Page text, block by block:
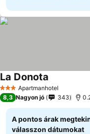
3 KategóriaApartmanhotel
La Donota
8,3 Nagyon jó 343
A pontos árak
válasszon dátumokat